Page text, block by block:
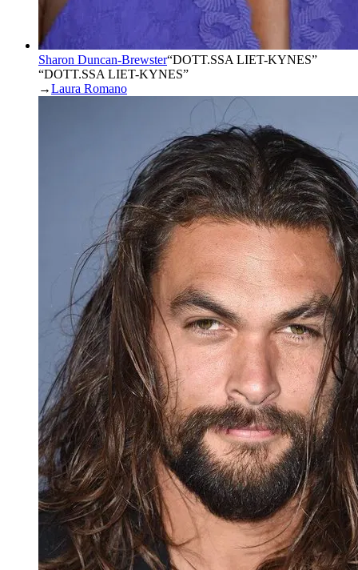
Sharon Duncan-Brewster“DOTT.SSA LIET-KYNES”
“DOTT.SSA LIET-KYNES”
→Laura Romano